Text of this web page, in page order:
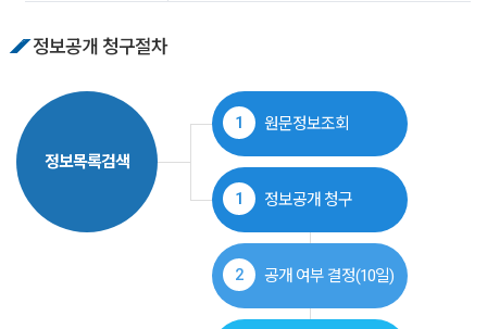
정보공개 청구절차
정보목록검색
1 원문정보조회
1 정보공개 청구
2 공개 여부 결정(10일)